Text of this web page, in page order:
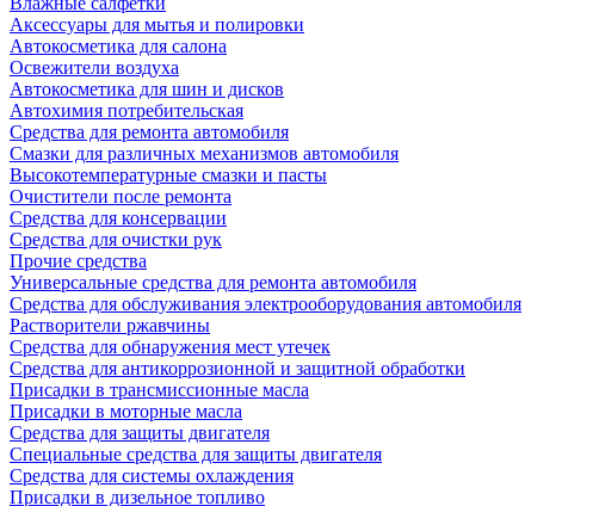
Аксессуары для мытья и полировки
Автокосметика для салона
Освежители воздуха
Автокосметика для шин и дисков
Автохимия потребительская
Средства для ремонта автомобиля
Смазки для различных механизмов автомобиля
Высокотемпературные смазки и пасты
Очистители после ремонта
Средства для консервации
Средства для очистки рук
Прочие средства
Универсальные средства для ремонта автомобиля
Средства для обслуживания электрооборудования автомобиля
Растворители ржавчины
Средства для обнаружения мест утечек
Средства для антикоррозионной и защитной обработки
Присадки в трансмиссионные масла
Присадки в моторные масла
Средства для защиты двигателя
Специальныe средства для защиты двигателя
Средства для системы охлаждения
Присадки в дизельное топливо